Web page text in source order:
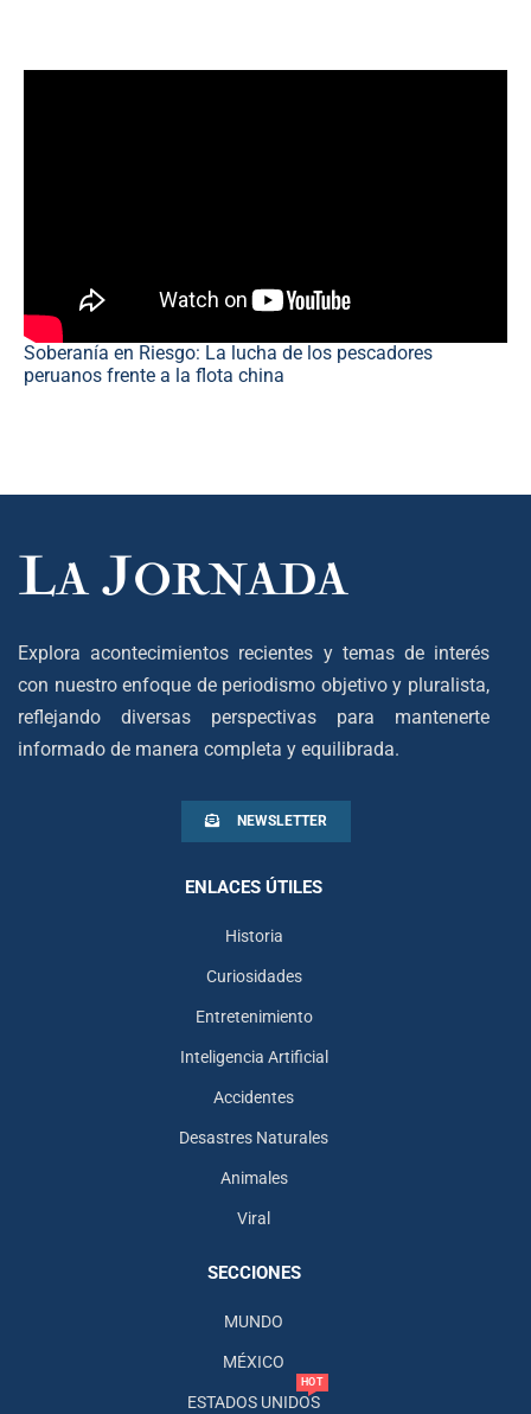
Soberanía en Riesgo: La lucha de los pescadores
peruanos frente a la flota china
Explora acontecimientos recientes y temas de interés
con nuestro enfoque de periodismo objetivo y pluralista,
reflejando diversas perspectivas para mantenerte
informado de manera completa y equilibrada.
NEWSLETTER
ENLACES ÚTILES
Historia
Curiosidades
Entretenimiento
Inteligencia Artificial
Accidentes
Desastres Naturales
Animales
Viral
SECCIONES
MUNDO
MÉXICO
ESTADOS UNIDOS
HOT